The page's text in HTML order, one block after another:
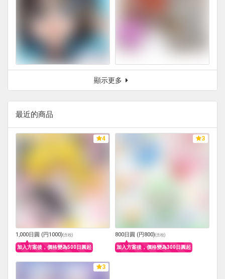
顯示更多
最近的商品
4
1,000日圓 (円1000)(含稅)
加入方案後，價格變為500日圓起
3
800日圓 (円800)(含稅)
加入方案後，價格變為300日圓起
3